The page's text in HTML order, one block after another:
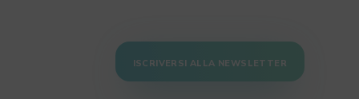
ISCRIVERSI ALLA NEWSLETTER